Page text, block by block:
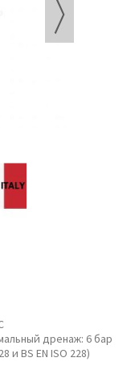
дренаж: 6 бар
228 и BS EN ISO 228)